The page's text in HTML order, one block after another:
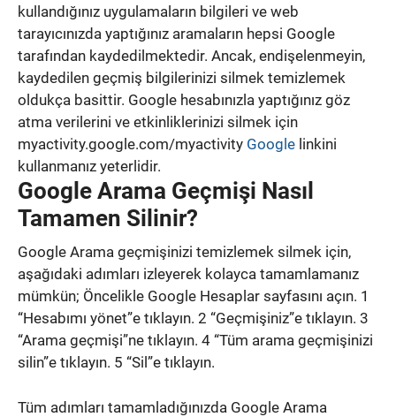
kullandığınız uygulamaların bilgileri ve web
tarayıcınızda yaptığınız aramaların hepsi Google
tarafından kaydedilmektedir. Ancak, endişelenmeyin,
kaydedilen geçmiş bilgilerinizi silmek temizlemek
oldukça basittir. Google hesabınızla yaptığınız göz
atma verilerini ve etkinliklerinizi silmek için
myactivity.google.com/myactivity Google linkini
kullanmanız yeterlidir.
Google Arama Geçmişi Nasıl
Tamamen Silinir?
Google Arama geçmişinizi temizlemek silmek için,
aşağıdaki adımları izleyerek kolayca tamamlamanız
mümkün; Öncelikle Google Hesaplar sayfasını açın. 1
“Hesabımı yönet”e tıklayın. 2 “Geçmişiniz”e tıklayın. 3
“Arama geçmişi”ne tıklayın. 4 “Tüm arama geçmişinizi
silin”e tıklayın. 5 “Sil”e tıklayın.
Tüm adımları tamamladığınızda Google Arama